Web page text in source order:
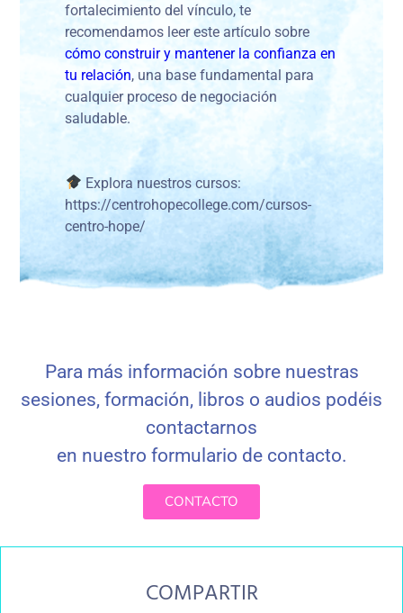
fortalecimiento del vínculo, te
recomendamos leer este artículo sobre
cómo construir y mantener la confianza en
tu relación, una base fundamental para
cualquier proceso de negociación
saludable.
Explora nuestros cursos:
https://centrohopecollege.com/cursos-
centro-hope/
Para más información sobre nuestras
sesiones, formación, libros o audios podéis
contactarnos
en nuestro formulario de contacto.
CONTACTO
COMPARTIR